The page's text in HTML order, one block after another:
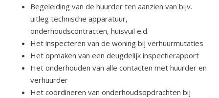
Begeleiding van de huurder ten aanzien van bijv.
uitleg technische apparatuur,
onderhoudscontracten, huisvuil e.d.
Het inspecteren van de woning bij verhuurmutaties
Het opmaken van een deugdelijk inspectierapport
Het onderhouden van alle contacten met huurder en
verhuurder
Het coördineren van onderhoudsopdrachten bij